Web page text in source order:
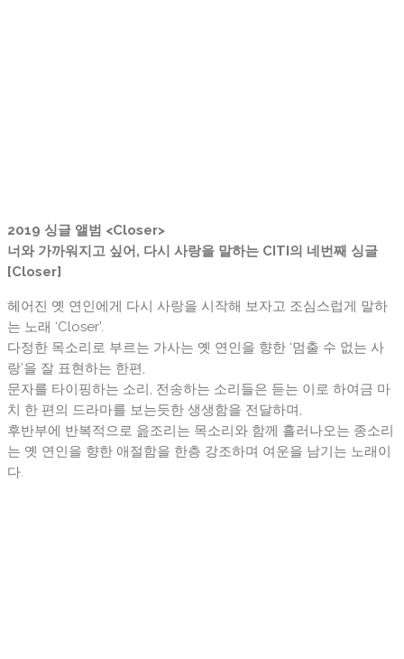
2019 싱글 앨범 <Closer>
너와 가까워지고 싶어, 다시 사랑을 말하는 CITI의 네번째 싱글
[Closer]
헤어진 옛 연인에게 다시 사랑을 시작해 보자고 조심스럽게 말하
는 노래 ‘Closer’.
다정한 목소리로 부르는 가사는 옛 연인을 향한 ‘멈출 수 없는 사
랑’을 잘 표현하는 한편,
문자를 타이핑하는 소리, 전송하는 소리들은 듣는 이로 하여금 마
치 한 편의 드라마를 보는듯한 생생함을 전달하며,
후반부에 반복적으로 읊조리는 목소리와 함께 흘러나오는 종소리
는 옛 연인을 향한 애절함을 한층 강조하며 여운을 남기는 노래이
다.